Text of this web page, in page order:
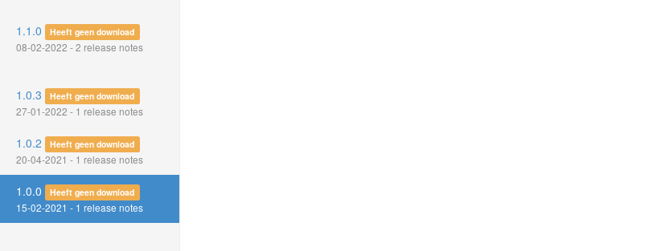
1.1.0 Heeft geen download
08-02-2022 - 2 release notes
1.0.3 Heeft geen download
27-01-2022 - 1 release notes
1.0.2 Heeft geen download
20-04-2021 - 1 release notes
1.0.0 Heeft geen download
15-02-2021 - 1 release notes